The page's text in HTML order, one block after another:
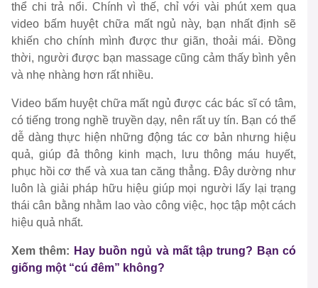
thể chi trả nổi. Chính vì thế, chỉ với vài phút xem qua
video bấm huyệt chữa mất ngủ này, bạn nhất định sẽ
khiến cho chính mình được thư giãn, thoải mái. Đồng
thời, người được bạn massage cũng cảm thấy bình yên
và nhẹ nhàng hơn rất nhiều.
Video bấm huyệt chữa mất ngủ được các bác sĩ có tâm,
có tiếng trong nghề truyền dạy, nên rất uy tín. Bạn có thể
dễ dàng thực hiện những động tác cơ bản nhưng hiệu
quả, giúp đả thông kinh mạch, lưu thông máu huyết,
phục hồi cơ thể và xua tan căng thẳng. Đây dường như
luôn là giải pháp hữu hiệu giúp mọi người lấy lại trạng
thái cân bằng nhằm lao vào công việc, học tập một cách
hiệu quả nhất.
Xem thêm: Hay buồn ngủ và mất tập trung? Bạn có
giống một “cú đêm” không?